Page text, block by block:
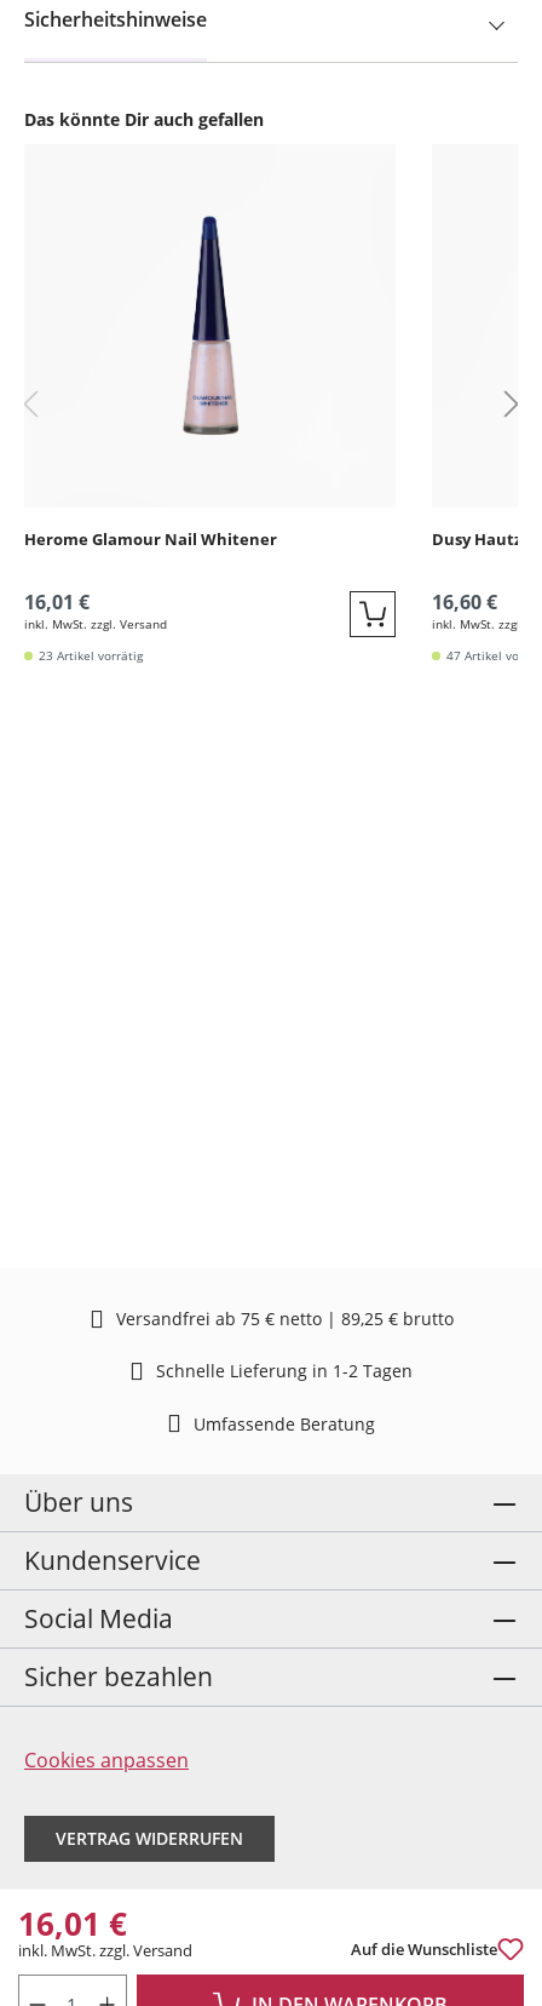
16,01 €
inkl. MwSt. zzgl. Versand Auf die Wunschliste
Das könnte Dir auch gefallen
Herome Glamour Nail Whitener
16,01 €
inkl. MwSt. zzgl. Versand Quickbuy
23 Artikel vorrätig
Dusy
16,60 €
inkl. MwSt. zzgl.
47 Artikel
Sicherheitshinweise
Versandfrei ab 75 € netto | 89,25 € brutto
Schnelle Lieferung in 1-2 Tagen
Umfassende Beratung
Über uns
Kundenservice
Social Media
Sicher bezahlen
Cookies anpassen
VERTRAG WIDERRUFEN